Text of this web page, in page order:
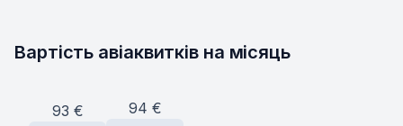
Вартість авіаквитків на місяць
93 € 94 €